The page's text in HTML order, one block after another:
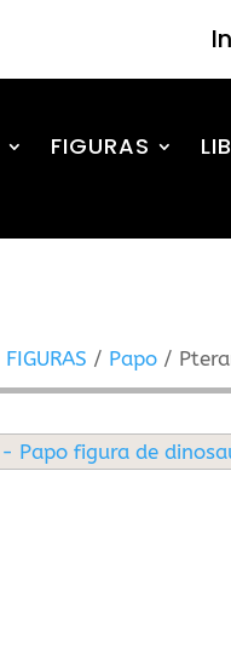
FIGURAS
FIGURAS / Papo /